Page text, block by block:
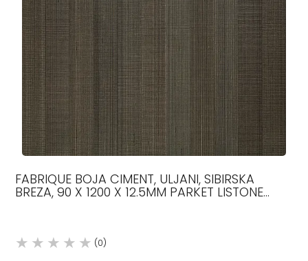
FABRIQUE BOJA CIMENT, ULJANI, SIBIRSKA
BREZA, 90 X 1200 X 12.5MM PARKET LISTONE
(0)